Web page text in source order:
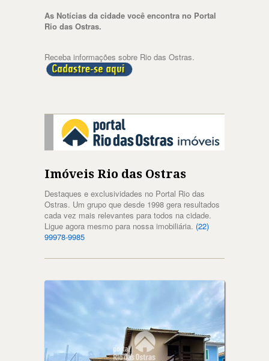
As Notícias da cidade você encontra no Portal
Rio das Ostras.
Receba informações sobre Rio das Ostras.
Imóveis Rio das Ostras
Destaques e exclusividades no Portal Rio das
Ostras. Um grupo que desde 1998 gera resultados
cada vez mais relevantes para todos na cidade.
Ligue agora mesmo para nossa imobiliária. (22)
99978-9985